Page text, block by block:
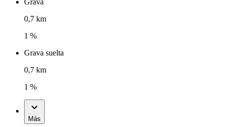
Grava
0,7 km
1 %
Grava suelta
0,7 km
1 %
Más